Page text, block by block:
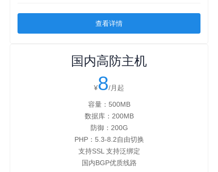
查看详情
国内高防主机
¥8/月起
容量：500MB
数据库：200MB
防御：200G
PHP：5.3-8.2自由切换
支持SSL 支持泛绑定
国内BGP优质线路